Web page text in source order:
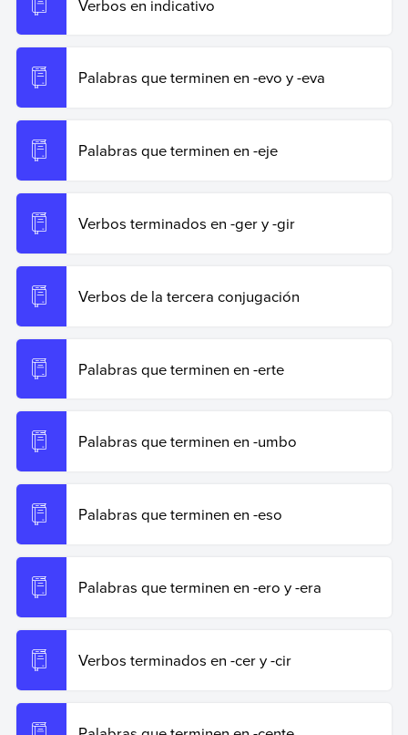
Copiar cita
Verbos en indicativo
Palabras que terminen en -evo y -eva
Palabras que terminen en -eje
Verbos terminados en -ger y -gir
Verbos de la tercera conjugación
Palabras que terminen en -erte
Palabras que terminen en -umbo
Palabras que terminen en -eso
Palabras que terminen en -ero y -era
Verbos terminados en -cer y -cir